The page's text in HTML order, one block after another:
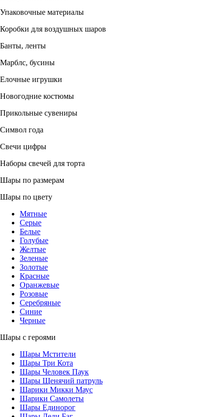
Упаковочные материалы
Коробки для воздушных шаров
Банты, ленты
Марблс, бусины
Елочные игрушки
Новогодние костюмы
Прикольные сувениры
Символ года
Свечи цифры
Наборы свечей для торта
Шары по размерам
Шары по цвету
Мятные
Серые
Белые
Голубые
Желтые
Зеленые
Золотые
Красные
Оранжевые
Розовые
Серебряные
Синие
Черные
Шары с героями
Шары Мстители
Шары Три Кота
Шары Человек Паук
Шары Щенячий патруль
Шарики Микки Маус
Шарики Самолеты
Шары Единорог